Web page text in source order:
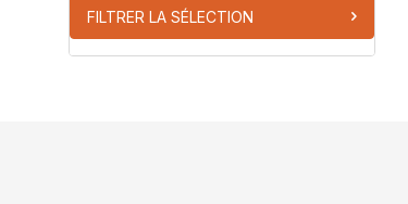
FILTRER LA SÉLECTION